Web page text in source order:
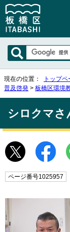
現在の位置： トップペ
普及啓発 > 板橋区環境
シロクマさ
ページ番号1025957